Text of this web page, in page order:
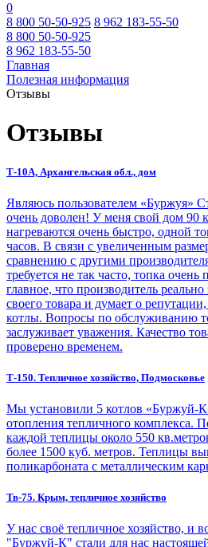
0
8 800 50-50-925 8 962 183-55-50
8 800 50-50-925
8 962 183-55-50
Главная
Полезная информация
Отзывы
Отзывы
Т-10А, Архангельская обл., дом
Являюсь пользователем «Буржуя»
очень доволен! У меня свой дом 90
нагреваются очень быстро, одной
часов. В связи с увеличенным
сравнению с другими
требуется не так часто, топка
главное, что производитель реально
своего товара и думает о
котлы. Вопросы по обслуживанию
заслуживает уважения. Качество
проверено временем.
Т-150. Тепличное хозяйство, Подмосковье
Мы установили 5 котлов «Буржуй-
отопления тепличного комплекса.
каждой теплицы около 550
более 1500 куб. метров. Теплицы
поликарбоната с металлическим
Тв-75. Крым, тепличное хозяйство
У нас своё тепличное хозяйство, и
"Буржуй-К" стали для нас